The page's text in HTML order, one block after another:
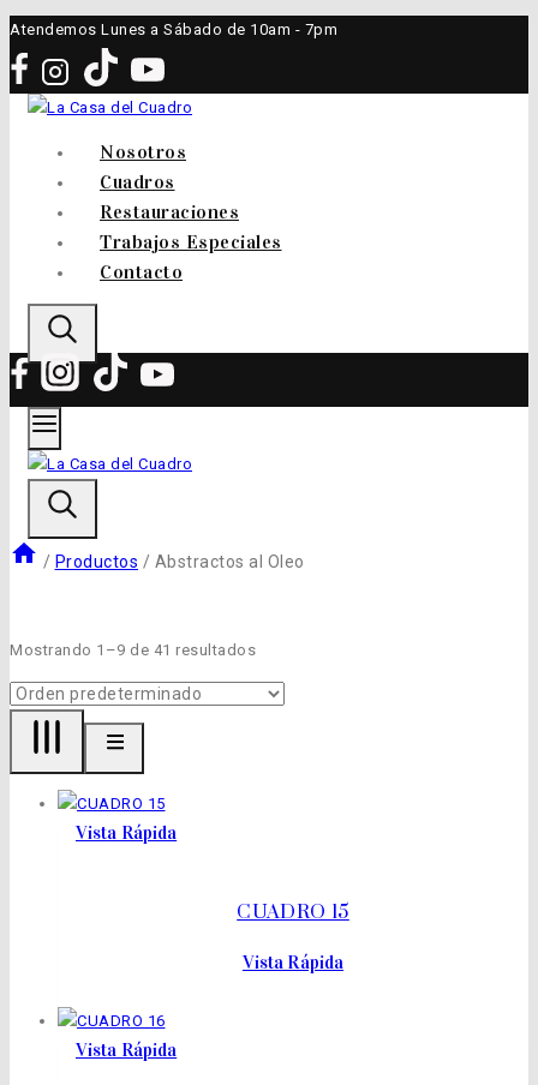
Saltar
al
contenido
Atendemos Lunes a Sábado de 10am - 7pm
Nosotros
Cuadros
Restauraciones
Trabajos Especiales
Contacto
/ Productos / Abstractos al Oleo
Mostrando 1–9 de 41 resultados
Vista Rápida
CUADRO 15
Vista Rápida
Vista Rápida